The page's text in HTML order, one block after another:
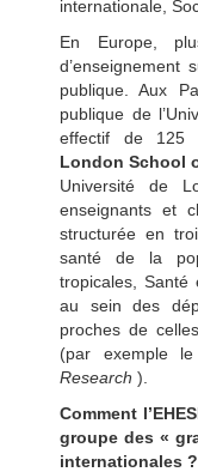
internationale,
En Europe,
d’enseignement
publique. Aux
publique de
effectif de 125
London School
Université de
enseignants et
structurée en
santé de la
tropicales, Santé
au sein des
proches de
(par exemple le
Research ).
Comment
groupe des «
internationales ?